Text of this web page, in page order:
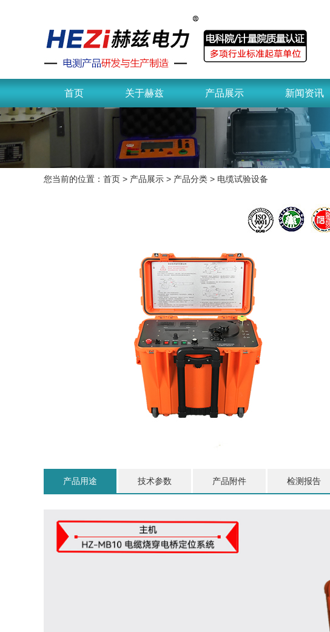
首页 关于赫兹 产品展示 新闻资讯
您当前的位置： 首页 > 产品展示 > 产品分类 > 电缆试验设备
产品用途 技术参数 产品附件 检测报告